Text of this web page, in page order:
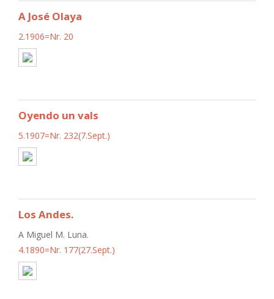
A José Olaya
2.1906=Nr. 20
Oyendo un vals
5.1907=Nr. 232(7.Sept.)
Los Andes.
A Miguel M. Luna.
4.1890=Nr. 177(27.Sept.)